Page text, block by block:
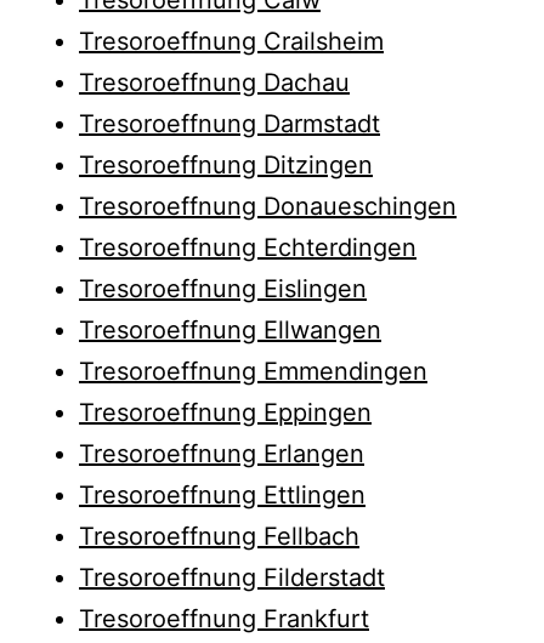
Tresoroeffnung Crailsheim
Tresoroeffnung Dachau
Tresoroeffnung Darmstadt
Tresoroeffnung Ditzingen
Tresoroeffnung Donaueschingen
Tresoroeffnung Echterdingen
Tresoroeffnung Eislingen
Tresoroeffnung Ellwangen
Tresoroeffnung Emmendingen
Tresoroeffnung Eppingen
Tresoroeffnung Erlangen
Tresoroeffnung Ettlingen
Tresoroeffnung Fellbach
Tresoroeffnung Filderstadt
Tresoroeffnung Frankfurt